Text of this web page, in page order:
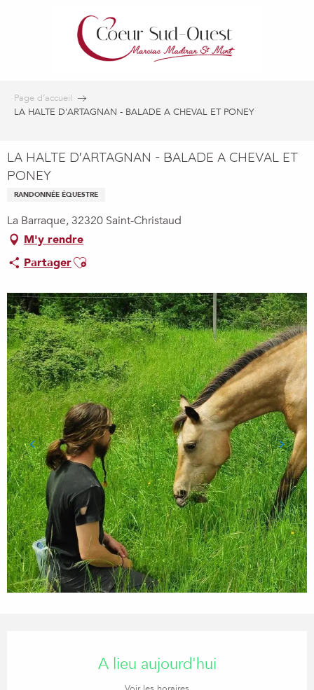
Page d’accueil
LA HALTE D'ARTAGNAN - BALADE A CHEVAL ET PONEY
LA HALTE D'ARTAGNAN - BALADE A CHEVAL ET
PONEY
RANDONNÉE ÉQUESTRE
La Barraque, 32320 Saint-Christaud
M'y rendre
PartagerAjouter aux favoris
A lieu aujourd'hui